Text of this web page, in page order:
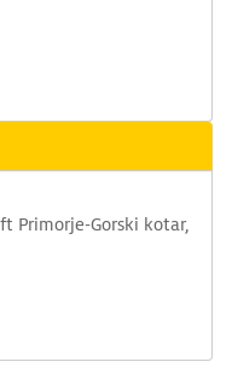
Primorje-Gorski kotar,